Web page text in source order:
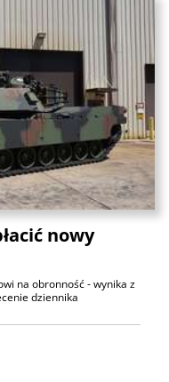
nowy
na obronność - wynika z
dziennika